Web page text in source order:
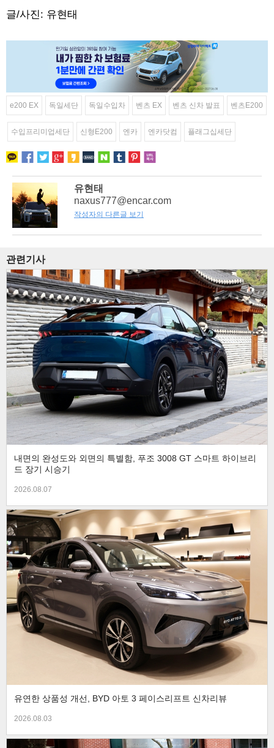
글/사진: 유현태
e200 EX 독일세단 독일수입차 벤츠 EX 벤츠 신차 발표 벤츠E200
수입프리미업세단 신형E200 엔카 엔카닷컴 플래그십세단
유현태
naxus777@encar.com
작성자의 다른글 보기
관련기사
내면의 완성도와 외면의 특별함, 푸조 3008 GT 스마트 하이브리
드 장기 시승기
2026.08.07
유연한 상품성 개선, BYD 아토 3 페이스리프트 신차리뷰
2026.08.03